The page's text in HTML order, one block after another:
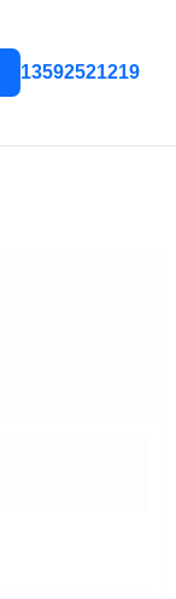
13592521219